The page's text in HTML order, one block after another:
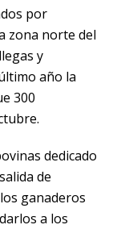
por
zona norte del
y
año la
300
dedicado
de
ganaderos
a los